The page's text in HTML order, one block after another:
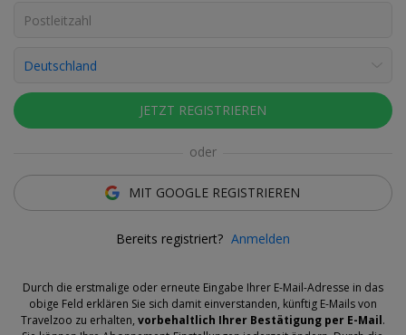
Deal-Expertin
Sparen Sie jetzt und wählen Sie Ihren Reisetermin dann,
erstattbar.
Mehr Informationen.
Was uns an dem Angebot gefällt
für die Küche von Peter Girtler. Im Romantik Hotel Stafler kreiert
er auch die Abendmenüs der Halbpension.
JETZT REGISTRIEREN
oder
MIT GOOGLE REGISTRIEREN
Bereits registriert? Anmelden
Durch die erstmalige oder erneute Eingabe Ihrer E-Mail-Adresse in das
obige Feld erklären Sie sich damit einverstanden, künftig E-Mails von
Travelzoo zu erhalten, vorbehaltlich Ihrer Bestätigung per E-Mail.